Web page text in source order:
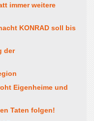
immer weitere
KONRAD soll bis
der
Eigenheime und
Taten folgen!